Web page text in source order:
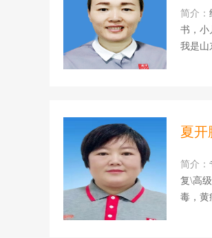
情和关
简介：
书，小
我是山
夏开
简介：
复\高
毒，黄